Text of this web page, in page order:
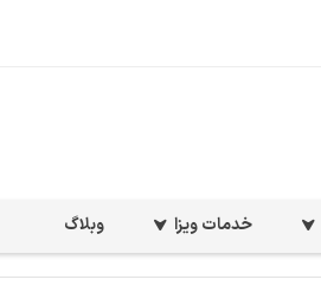
خدمات ویزا وبلاگ